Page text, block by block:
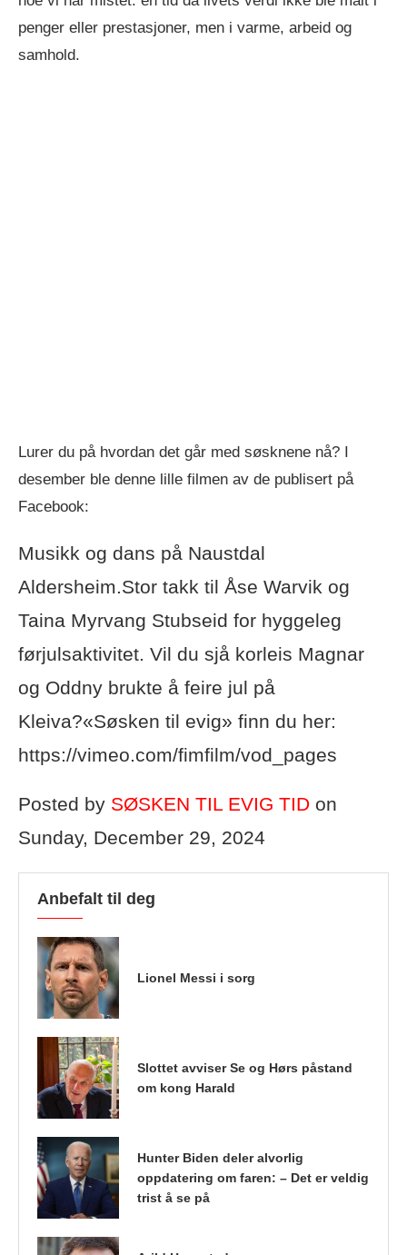
penger eller prestasjoner, men i varme, arbeid og
samhold.
Lurer du på hvordan det går med søsknene nå? I
desember ble denne lille filmen av de publisert på
Facebook:
Musikk og dans på Naustdal
Aldersheim.Stor takk til Åse Warvik og
Taina Myrvang Stubseid for hyggeleg
førjulsaktivitet. Vil du sjå korleis Magnar
og Oddny brukte å feire jul på
Kleiva?«Søsken til evig» finn du her:
https://vimeo.com/fimfilm/vod_pages
Posted by SØSKEN TIL EVIG TID on
Sunday, December 29, 2024
Anbefalt til deg
Lionel Messi i sorg
Slottet avviser Se og Hørs påstand
om kong Harald
Hunter Biden deler alvorlig
oppdatering om faren: – Det er veldig
trist å se på